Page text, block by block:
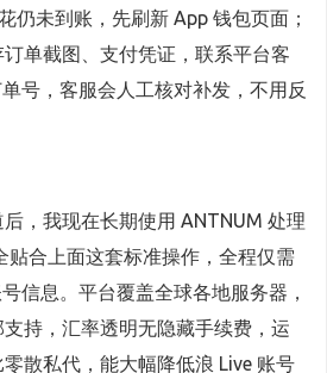
仍未到账，先刷新 App 钱包页面；
单截图、支付凭证，联系平台客
号，客服会人工核对补发，不用反
，我现在长期使用 ANTNUM 处理
贴合上面这套标准操作，全程仅需
信息。平台覆盖全球各地服务器，
持，汇率透明无隐藏手续费，运
散私代，能大幅降低浪 Live 账号